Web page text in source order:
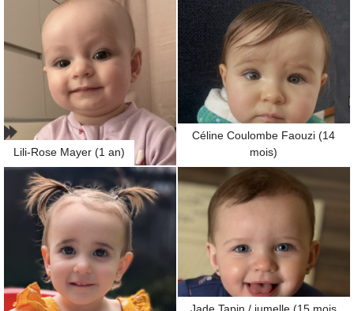
Lili-Rose Mayer (1 an)
Céline Coulombe Faouzi (14
mois)